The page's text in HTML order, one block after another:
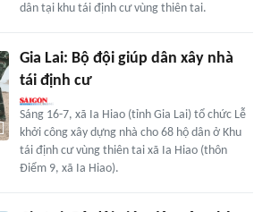
dân tại khu tái định cư vùng thiên tai.
Gia Lai: Bộ đội giúp dân xây nhà
tái định cư
Sáng 16-7, xã Ia Hiao (tỉnh Gia Lai) tổ chức Lễ
khởi công xây dựng nhà cho 68 hộ dân ở Khu
tái định cư vùng thiên tai xã Ia Hiao (thôn
Điểm 9, xã Ia Hiao).